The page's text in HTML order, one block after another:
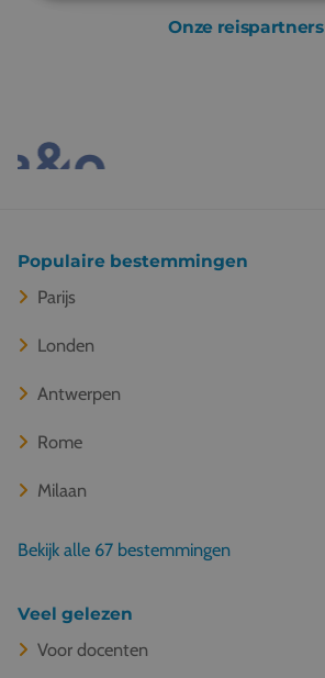
Onze reispartners
Populaire bestemmingen
Parijs
Londen
Antwerpen
Rome
Milaan
Bekijk alle 67 bestemmingen
Veel gelezen
Voor docenten